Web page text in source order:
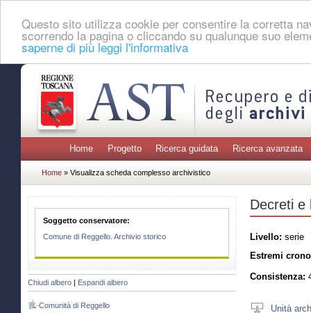
Questo sito utilizza cookie per consentire la corretta
scorrendo la pagina o cliccando su qualunque suo
saperne di più leggi l'informativa
Home Progetto Ricerca guidata Ricerca avanzata
Home » Visualizza scheda complesso archivistico
Soggetto conservatore:
Comune di Reggello. Archivio storico
Chiudi albero Espandi albero
Comunità di Reggello
Decreti e
Livello: serie
Estremi
Consistenza:
Unità